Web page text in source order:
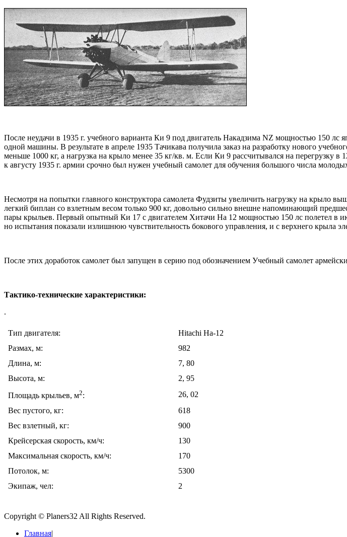
После неудачи в 1935 г. учебного варианта Ки 9 под двигатель Hакадзима NZ мощностью 150 лс
одной машины. В результате в апреле 1935 Тачикава получила заказ на разработку нового
меньше 1000 кг, а нагрузка на крыло менее 35 кг/кв. м. Если Ки 9 рассчитывался на перегрузку
к августу 1935 г. армии срочно был нужен учебный самолет для обучения большого числа
Hесмотря на попытки главного конструктора самолета Фудзиты увеличить нагрузку на крыло
легкий биплан со взлетным весом только 900 кг, довольно сильно внешне напоминающий
пары крыльев. Первый опытный Ки 17 с двигателем Хитачи Ha 12 мощностью 150 лс полетел в
но испытания показали излишнюю чувствительность бокового управления, и с верхнего крыла
После этих доработок самолет был запущен в серию под обозначением Учебный самолет
Тактико-технические характеристики:
.
Тип двигателя:
Hitachi На-12
Размах, м:
982
Длина, м:
7, 80
Высота, м:
2, 95
Площадь крыльев, м2:
26, 02
Вес пустого, кг:
618
Вес взлетный, кг:
900
Крейсерская скорость, км/ч:
130
Максимальная скорость, км/ч:
170
Потолок, м:
5300
Экипаж, чел:
2
Copyright © Planers32 All Rights Reserved.
Главная|